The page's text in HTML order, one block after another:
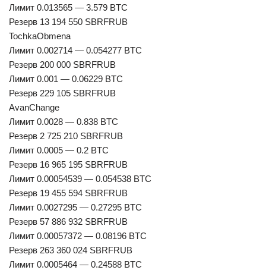
Лимит 0.013565 — 3.579 BTC
Резерв 13 194 550 SBRFRUB
TochkaObmena
Лимит 0.002714 — 0.054277 BTC
Резерв 200 000 SBRFRUB
Лимит 0.001 — 0.06229 BTC
Резерв 229 105 SBRFRUB
AvanChange
Лимит 0.0028 — 0.838 BTC
Резерв 2 725 210 SBRFRUB
Лимит 0.0005 — 0.2 BTC
Резерв 16 965 195 SBRFRUB
Лимит 0.00054539 — 0.054538 BTC
Резерв 19 455 594 SBRFRUB
Лимит 0.0027295 — 0.27295 BTC
Резерв 57 886 932 SBRFRUB
Лимит 0.00057372 — 0.08196 BTC
Резерв 263 360 024 SBRFRUB
Лимит 0.0005464 — 0.24588 BTC